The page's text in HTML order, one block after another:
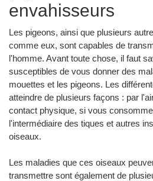
envahisseurs
Les pigeons, ainsi que plusieurs
comme eux, sont capables de
l'homme. Avant toute chose, il faut
susceptibles de vous donner des
mouettes et les pigeons. Les
atteindre de plusieurs façons : par
contact physique, si vous
l'intermédiaire des tiques et autres
oiseaux.
Les maladies que ces oiseaux
transmettre sont également de